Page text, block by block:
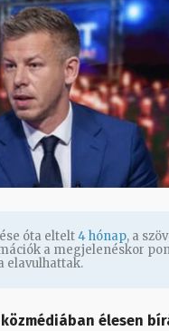
óta eltelt4 hónap, a
a megjelenéskor
elavulhattak.
élesen